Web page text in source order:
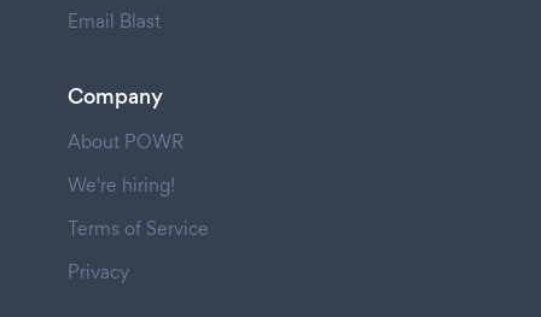
Email Blast
Company
About POWR
We're hiring!
Terms of Service
Privacy